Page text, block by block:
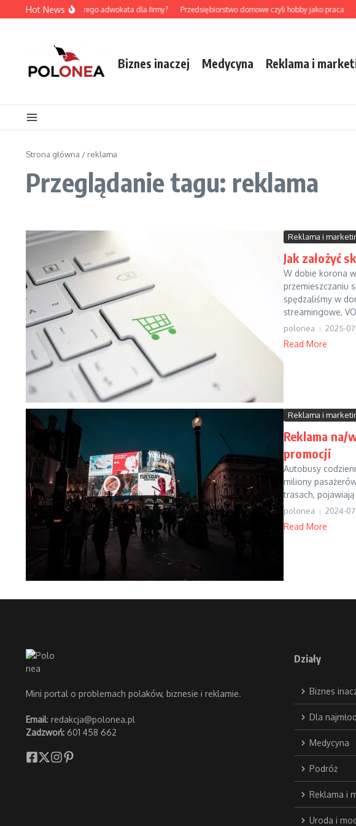
Przejdź do treści
Hot News
Jak wybrać dobrego adwokata dla firmy? Przedsiębiorstwo domowe czyli hobby jako praca
Biznes inaczej Medycyna Reklama i
Strona główna / reklama
Przeglądanie tagu: reklama
Reklama i
Jak założyć
W dobie korona
przemieszczaniu
spędzaliśmy w
streamingowe,
polonea 2025-
Read More
Reklama i
Reklama na/
promocji
Autobusy
miliony
trasach,
polonea 2024-07-
Read More
Mini portal o problemach polaków, biznesie i reklamie.
Email: redakcja@polonea.pl
Zadzwoń: 601 458 662
Działy
Biznes
Dla
Medycyna
Podróż
Reklama i
Uroda i